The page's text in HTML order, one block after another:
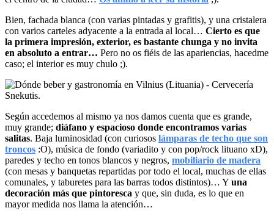
Bien, fachada blanca (con varias pintadas y grafitis), y una cristalera
con varios carteles adyacente a la entrada al local… Cierto es que
la primera impresión, exterior, es bastante chunga y no invita
en absoluto a entrar… Pero no os fiéis de las apariencias, hacedme
caso; el interior es muy chulo ;).
Según accedemos al mismo ya nos damos cuenta que es grande,
muy grande; diáfano y espacioso donde encontramos varias
salitas. Baja luminosidad (con curiosos lámparas de techo que son
troncos :O), música de fondo (variadito y con pop/rock lituano xD),
paredes y techo en tonos blancos y negros, mobiliario de madera
(con mesas y banquetas repartidas por todo el local, muchas de ellas
comunales, y taburetes para las barras todos distintos)… Y una
decoración más que pintoresca y que, sin duda, es lo que en
mayor medida nos llama la atención…